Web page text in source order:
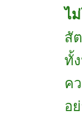
ไ
สั
ทั้
ค
อ